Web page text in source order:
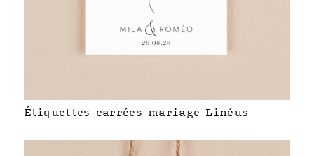
Étiquettes carrées mariage Linéus